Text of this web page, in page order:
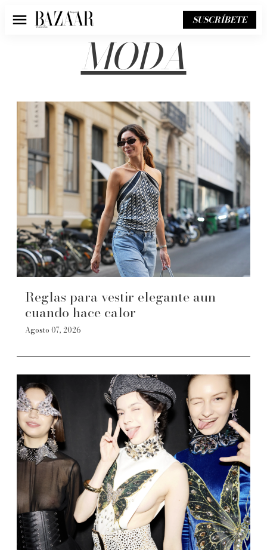
Menú SUSCRÍBETE
MODA
Reglas para vestir elegante aun
cuando hace calor
Agosto 07, 2026